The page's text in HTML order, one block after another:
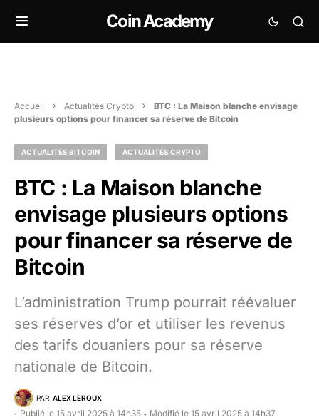
Coin Academy
Accueil Actualités Crypto
BTC : La Maison blanche envisage
plusieurs options pour financer sa réserve de Bitcoin
ACTUALITÉS BITCOIN ACTUALITÉS CRYPTO
BTC : La Maison blanche
envisage plusieurs options
pour financer sa réserve de
Bitcoin
L’administration Trump pourrait réévaluer
ses réserves d’or et utiliser les revenus
des tarifs douaniers pour sa réserve
nationale de Bitcoin.
PAR ALEX LEROUX
Publié le 15 avril 2025 à 14h35 • Modifié le 15 avril 2025 à 14h37